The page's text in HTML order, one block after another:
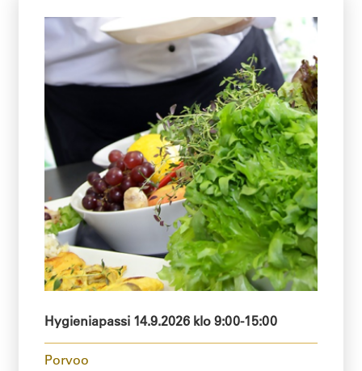
Hygieniapassi 14.9.2026 klo 9:00-15:00
Porvoo